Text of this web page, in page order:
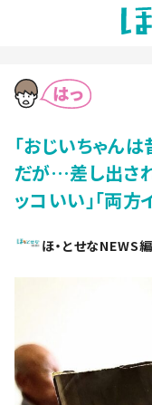
「おじいちゃん
だが…差し出さ
ッコいい」「両方
ほ・とせなNEWS